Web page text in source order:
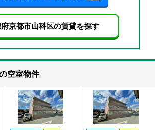
京都市山科区の賃貸を探す
空室物件